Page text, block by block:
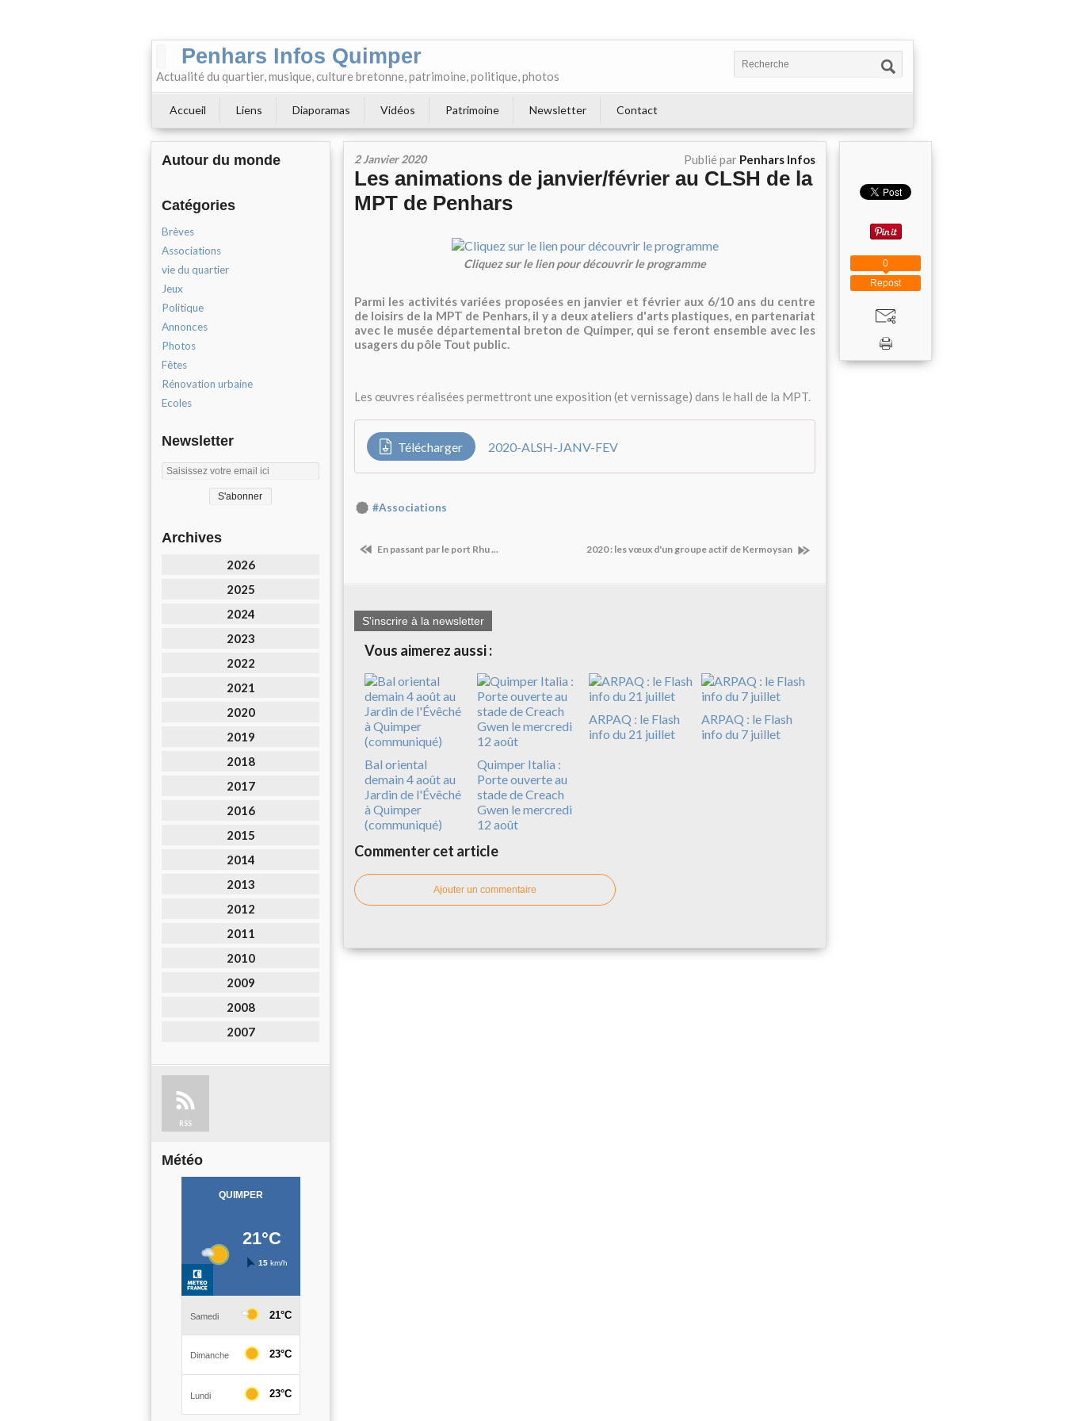
Penhars Infos Quimper
Actualité du quartier, musique, culture bretonne, patrimoine, politique, photos
Accueil Liens Diaporamas Vidéos Patrimoine Newsletter Contact
Autour du monde
Catégories
Brèves
Associations
vie du quartier
Jeux
Politique
Annonces
Photos
Fêtes
Rénovation urbaine
Ecoles
Newsletter
Archives
2026
2025
2024
2023
2022
2021
2020
2019
2018
2017
2016
2015
2014
2013
2012
2011
2010
2009
2008
2007
RSS
Météo
2 Janvier 2020 Publié par Penhars Infos
Les animations de janvier/février au CLSH de la
MPT de Penhars
Cliquez sur le lien pour découvrir le programme
Parmi les activités variées proposées en janvier et février aux 6/10 ans du centre
de loisirs de la MPT de Penhars, il y a deux ateliers d'arts plastiques, en partenariat
avec le musée départemental breton de Quimper, qui se feront ensemble avec les
usagers du pôle Tout public.
Les œuvres réalisées permettront une exposition (et vernissage) dans le hall de la MPT.
Télécharger 2020-ALSH-JANV-FEV
#Associations
En passant par le port Rhu ... 2020 : les vœux d'un groupe actif de Kermoysan
S'inscrire à la newsletter
Vous aimerez aussi :
Bal oriental
demain 4 août au
Jardin de l'Évêché
à Quimper
(communiqué)
Quimper Italia :
Porte ouverte au
stade de Creach
Gwen le mercredi
12 août
ARPAQ : le Flash
info du 21 juillet
ARPAQ : le Flash
info du 7 juillet
Commenter cet article
Ajouter un commentaire
Repost
0